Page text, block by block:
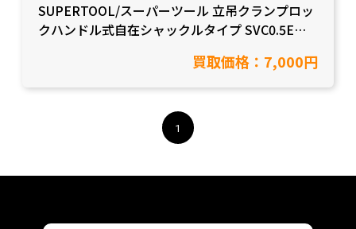
SUPERTOOL/スーパーツール 立吊クランプロッ
クハンドル式自在シャックルタイプ SVC0.5Eを
買取価格：7,000円
1